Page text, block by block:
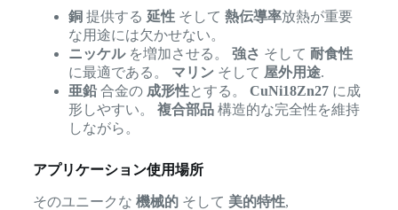
銅 提供する 延性そして 熱伝導率放熱が重要
な用途には欠かせない。
ニッケルを増加させる。 強さ そして 耐食性
に最適である。 マリン そして 屋外用途.
亜鉛合金の 成形性とする。 CuNi18Zn27に成
形しやすい。 複合部品構造的な完全性を維持
しながら。
アプリケーション使用場所
そのユニークな 機械的そして 美的特性,